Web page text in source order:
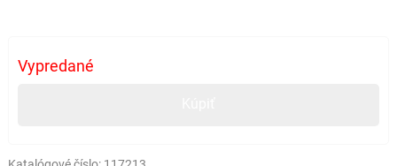
Vypredané